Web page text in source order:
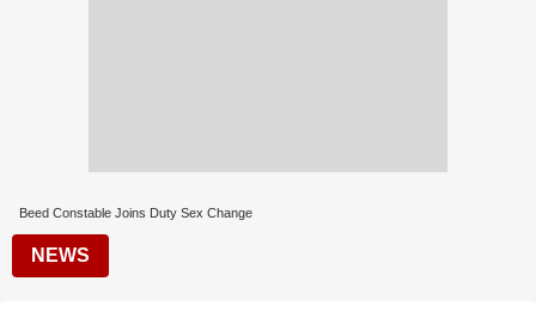
Beed Constable Joins Duty Sex Change
NEWS